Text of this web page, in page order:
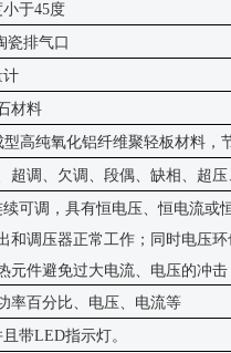
于45度
瓷排气口
计
材料
高纯氧化铝纤维聚轻板材料，
调、欠调、段偶、缺相、超
可调，具有恒电压、恒电流或
调压器正常工作；同时电压
件避免过大电流、电压的冲
率百分比、电压、电流等
带LED指示灯。